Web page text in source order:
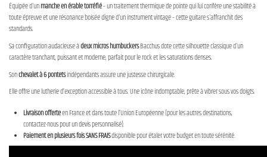
Équipée d'unmanche en érable torréfié– un traitement thermique de pointe qui lui confère une stabilité à
toute épreuve et une résonance boisée digne d'un instrument vintage – cette guitare s'affranchit des
standards.
Sa configuration audacieuse àdeux micros humbuckersBacchus dote cette silhouette classique d'un
caractère tranchant, puissant et moderne, parfait pour le rock et les saturations denses.
Sonchevalet à 6 pontetsindépendants assure une justesse chirurgicale.
Elle offre une lutherie d’exception accessible à tous. Une icône indomptable, prête à vibrer sous vos doigts.
Livraison offerteen France et dans toute l’Union Européenne (pour les autres destinations,
contactez-nous pour un devis personnalisé).
Paiement en plusieurs fois SANS FRAISdisponible pour étaler votre budget en toute sérénité.